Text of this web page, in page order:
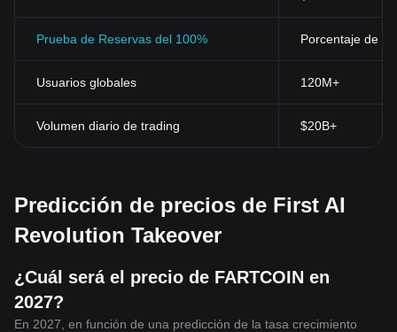
Prueba de Reservas del 100% Porcentaje de
Usuarios globales 120M+
Volumen diario de trading $20B+
Predicción de precios de First AI
Revolution Takeover
¿Cuál será el precio de FARTCOIN en
2027?
En 2027, en función de una predicción de la tasa crecimiento